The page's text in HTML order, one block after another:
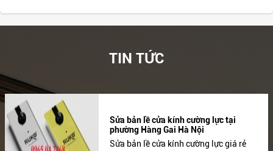
TIN TỨC
Sửa bản lề cửa kính cường lực tại
phường Hàng Gai Hà Nội
Sửa bản lề cửa kính cường lực giá rẻ